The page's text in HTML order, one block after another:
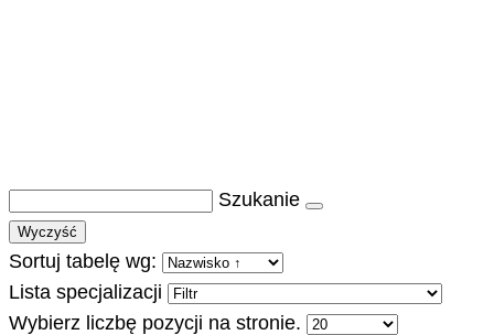
Szukanie
Wyczyść
Sortuj tabelę wg:
Lista specjalizacji
Wybierz liczbę pozycji na stronie.